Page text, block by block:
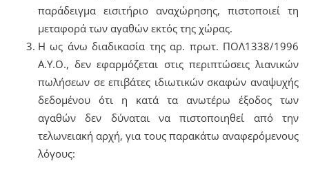
παράδειγμα εισιτήριο αναχώρησης, πιστοποιεί τη
μεταφορά των αγαθών εκτός της χώρας.
Η ως άνω διαδικασία της αρ. πρωτ. ΠΟΛ1338/1996
Α.Υ.Ο., δεν εφαρμόζεται στις περιπτώσεις λιανικών
πωλήσεων σε επιβάτες ιδιωτικών σκαφών αναψυχής
δεδομένου ότι η κατά τα ανωτέρω έξοδος των
αγαθών δεν δύναται να πιστοποιηθεί από την
τελωνειακή αρχή, για τους παρακάτω αναφερόμενους
λόγους: